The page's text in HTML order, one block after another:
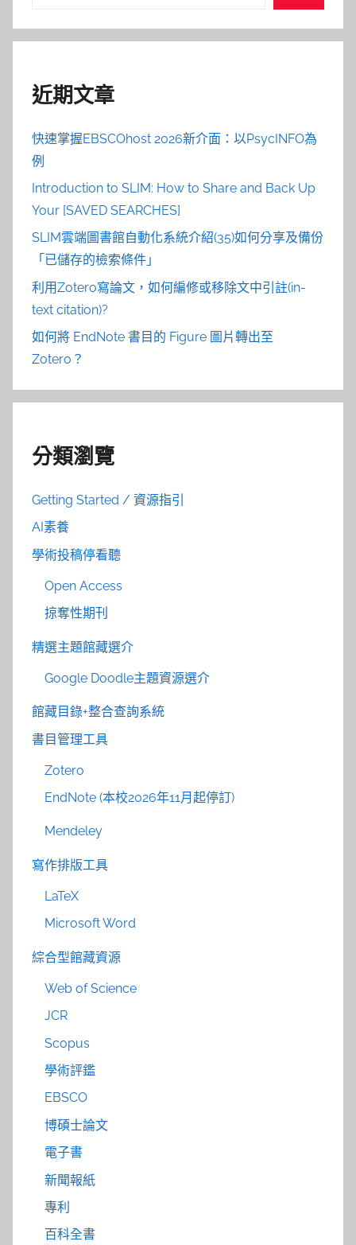
近期文章
快速掌握EBSCOhost 2026新介面：以PsycINFO為
例
Introduction to SLIM: How to Share and Back Up
Your [SAVED SEARCHES]
SLIM雲端圖書館自動化系統介紹(35)如何分享及備份
「已儲存的檢索條件」
利用Zotero寫論文，如何編修或移除文中引註(in-
text citation)?
如何將 EndNote 書目的 Figure 圖片轉出至
Zotero？
分類瀏覽
Getting Started / 資源指引
AI素養
學術投稿停看聽
Open Access
掠奪性期刊
精選主題館藏選介
Google Doodle主題資源選介
館藏目錄+整合查詢系統
書目管理工具
Zotero
EndNote (本校2026年11月起停訂)
Mendeley
寫作排版工具
LaTeX
Microsoft Word
綜合型館藏資源
Web of Science
JCR
Scopus
學術評鑑
EBSCO
博碩士論文
電子書
新聞報紙
專利
百科全書